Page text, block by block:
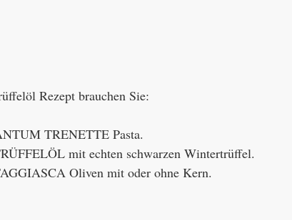
Rezept brauchen Sie:
TRENETTE Pasta.
mit echten schwarzen Wintertrüffel.
Oliven mit oder ohne Kern.